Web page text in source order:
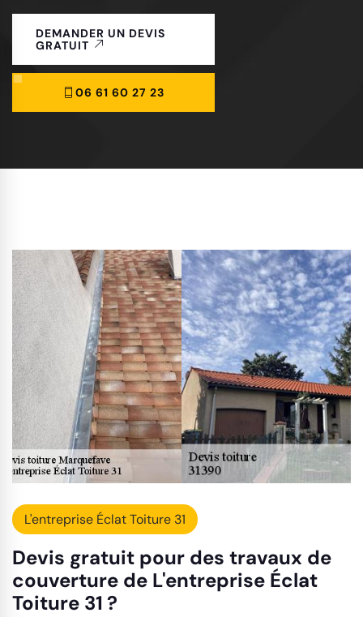
DEMANDER UN DEVIS
GRATUIT
06 61 60 27 23
L'entreprise Éclat Toiture 31
Devis gratuit pour des travaux de
couverture de L'entreprise Éclat
Toiture 31 ?